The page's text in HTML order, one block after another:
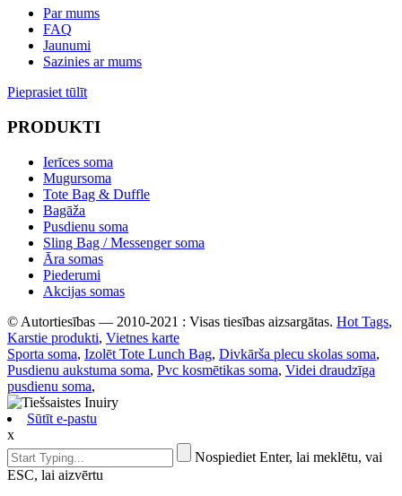
Par mums
FAQ
Jaunumi
Sazinies ar mums
Pieprasiet tūlīt
PRODUKTI
Ierīces soma
Mugursoma
Tote Bag & Duffle
Bagāža
Pusdienu soma
Sling Bag / Messenger soma
Āra somas
Piederumi
Akcijas somas
© Autortiesības — 2010-2021 : Visas tiesības aizsargātas. Hot Tags,
Karstie produkti, Vietnes karte
Sporta soma, Izolēt Tote Lunch Bag, Divkārša plecu skolas soma,
Pusdienu aukstuma soma, Pvc kosmētikas soma, Videi draudzīga
pusdienu soma,
Sūtīt e-pastu
x
Nospiediet Enter, lai meklētu, vai
ESC, lai aizvērtu